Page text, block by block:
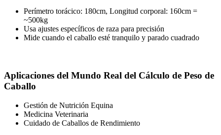
Perímetro torácico: 180cm, Longitud corporal: 160cm =
~500kg
Usa ajustes específicos de raza para precisión
Mide cuando el caballo esté tranquilo y parado cuadrado
Aplicaciones del Mundo Real del Cálculo de Peso de
Caballo
Gestión de Nutrición Equina
Medicina Veterinaria
Cuidado de Caballos de Rendimiento